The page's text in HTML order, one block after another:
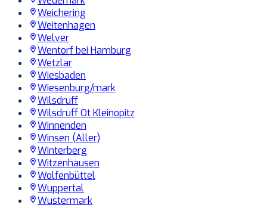
Weichering
Weitenhagen
Welver
Wentorf bei Hamburg
Wetzlar
Wiesbaden
Wiesenburg/mark
Wilsdruff
Wilsdruff Ot Kleinopitz
Winnenden
Winsen (Aller)
Winterberg
Witzenhausen
Wolfenbüttel
Wuppertal
Wustermark